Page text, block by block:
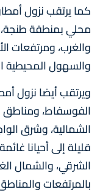
كما يرتقب نزول
محلي بمنطقة
والغرب، ومرتفعات
والسهول المحيطية
ويرتقب أيضا نزول
الفوسفاط،
الشمالية، وشرق
قليلة إلى أحيانا
الشرقي، والشمال
بالمرتفعات